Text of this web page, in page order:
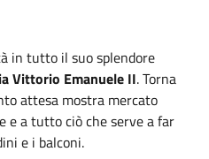
in tutto il suo splendore
Vittorio Emanuele II. Torna
attesa mostra mercato
e a tutto ciò che serve a far
e i balconi.